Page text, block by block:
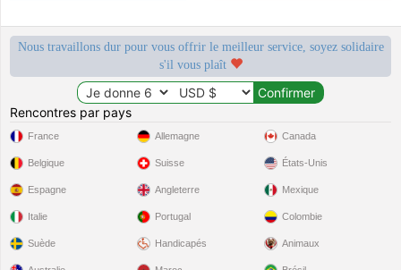
Nous travaillons dur pour vous offrir le meilleur service, soyez solidaire
s'il vous plaît
Rencontres par pays
France
Belgique
Espagne
Italie
Suède
Allemagne
Suisse
Angleterre
Portugal
Handicapés
Canada
États-Unis
Mexique
Colombie
Animaux